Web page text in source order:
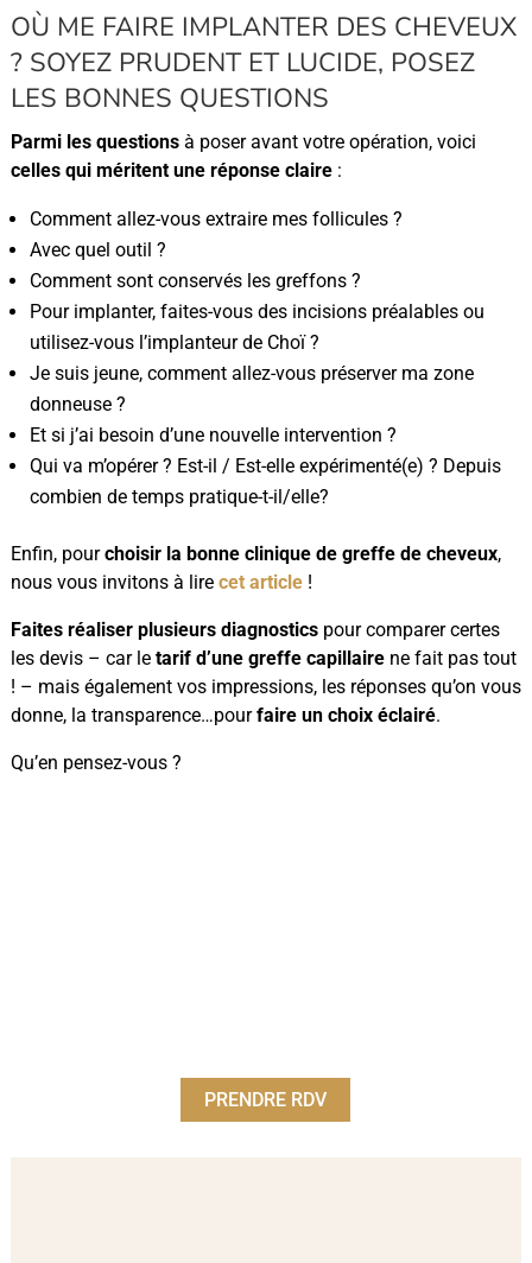
OÙ ME FAIRE IMPLANTER DES CHEVEUX
? SOYEZ PRUDENT ET LUCIDE, POSEZ
LES BONNES QUESTIONS
Parmi les questionsà poser avant votre opération, voici
celles qui méritent une réponse claire:
Comment allez-vous extraire mes follicules ?
Avec quel outil ?
Comment sont conservés les greffons ?
Pour implanter, faites-vous des incisions préalables ou
utilisez-vous l’implanteur de Choï ?
Je suis jeune, comment allez-vous préserver ma zone
donneuse ?
Et si j’ai besoin d’une nouvelle intervention ?
Qui va m’opérer ? Est-il / Est-elle expérimenté(e) ? Depuis
combien de temps pratique-t-il/elle?
Enfin, pourchoisir la bonne clinique de greffe de cheveux,
nous vous invitons à lire cet article!
Faites réaliser plusieurs diagnosticspour comparer certes
les devis – car le tarif d’une greffe capillairene fait pas tout
! – mais également vos impressions, les réponses qu’on vous
donne, la transparence…pourfaire un choix éclairé.
Qu’en pensez-vous ?
PRENDRE RDV